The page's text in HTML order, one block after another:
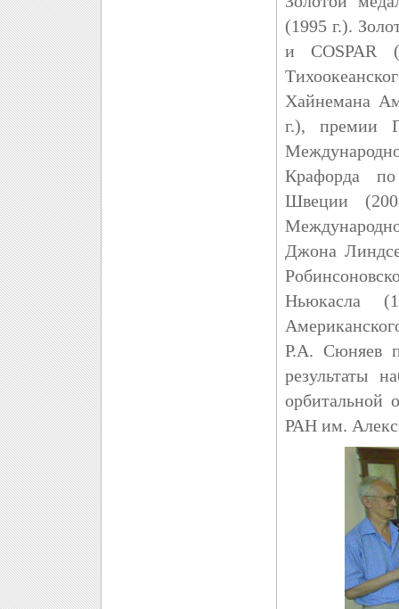
(1995 г.).
и COSPAR
Хайнемана
г.), премии
Крафорда
Швеции
Джона
Ньюкасла
Р.А. Сюняев
результаты
орбитальной
РАН им.